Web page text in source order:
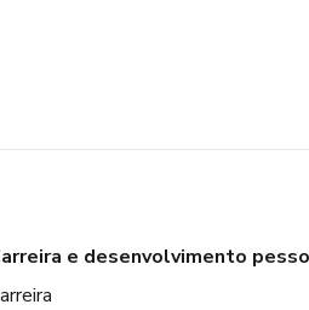
e desenvolvimento